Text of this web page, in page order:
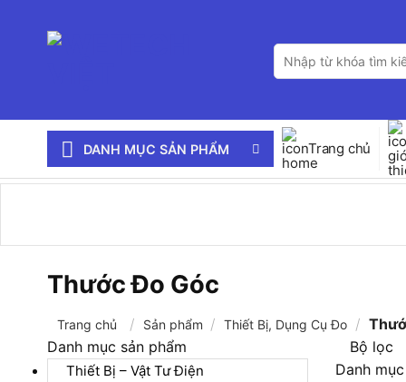
Tìm
kiếm:
DANH MỤC SẢN PHẨM Trang chủ
Thước Đo Góc
Trang chủ / Sản phẩm / Thiết Bị, Dụng Cụ Đo /
Danh mục sản phẩm
Thiết Bị – Vật Tư Điện
Bộ lọc
Danh mục